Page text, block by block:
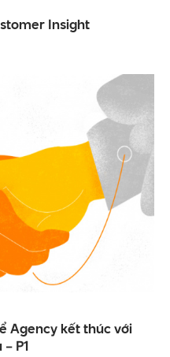
Insight
Agency kết thúc với
P1